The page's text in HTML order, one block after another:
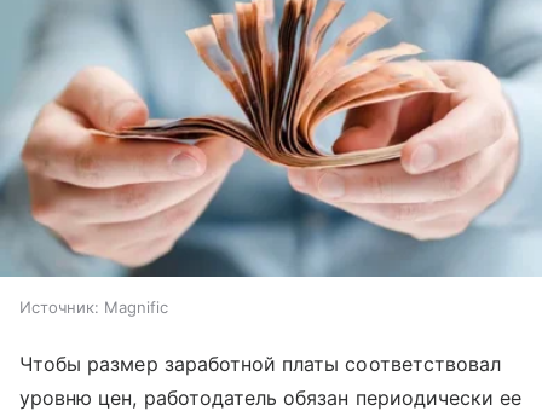
Источник: Magnific
Чтобы размер заработной платы соответствовал
уровню цен, работодатель обязан периодически ее